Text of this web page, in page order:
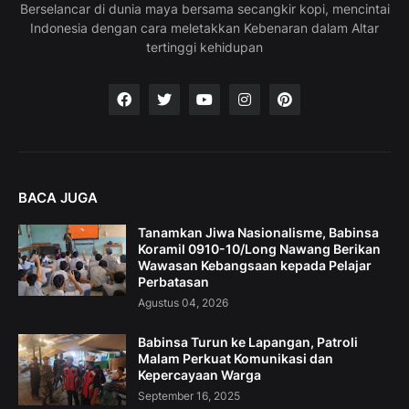
Berselancar di dunia maya bersama secangkir kopi, mencintai
Indonesia dengan cara meletakkan Kebenaran dalam Altar
tertinggi kehidupan
BACA JUGA
Tanamkan Jiwa Nasionalisme, Babinsa
Koramil 0910-10/Long Nawang Berikan
Wawasan Kebangsaan kepada Pelajar
Perbatasan
Agustus 04, 2026
Babinsa Turun ke Lapangan, Patroli
Malam Perkuat Komunikasi dan
Kepercayaan Warga
September 16, 2025